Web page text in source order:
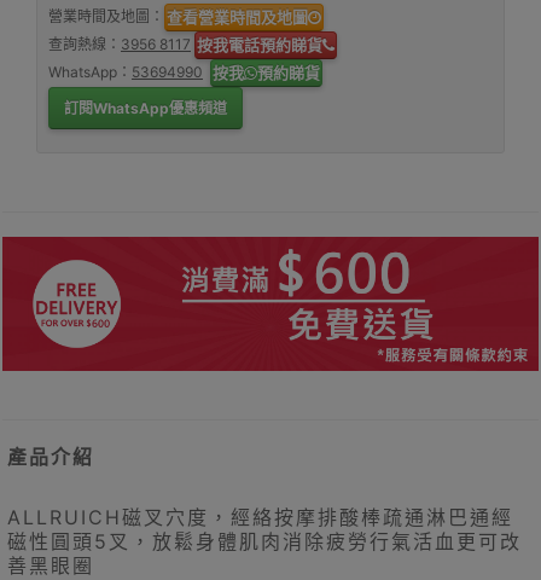
營業時間及地圖： 查看營業時間及地圖
查詢熱線： 3956 8117 按我電話預約睇貨
WhatsApp： 53694990 按我 預約睇貨
訂閱WhatsApp優惠頻道
產品介紹
ALLRUICH磁叉穴度，經絡按摩排酸棒疏通淋巴通經
磁性圓頭5叉，放鬆身體肌肉消除疲勞行氣活血更可改
善黑眼圈